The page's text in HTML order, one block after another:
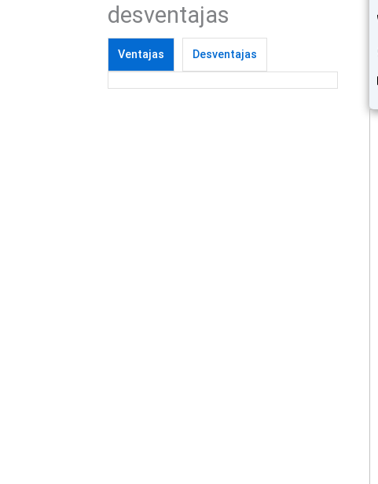
desventajas
Ventajas Desventajas